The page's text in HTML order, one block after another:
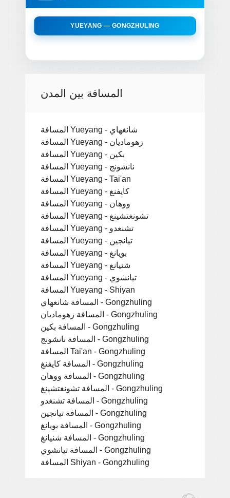
YUEYANG — GONGZHULING
المسافة بين المدن
المسافة Yueyang - شانغهاي
المسافة Yueyang - زهوماديان
المسافة Yueyang - بكين
المسافة Yueyang - نانشونج
المسافة Yueyang - Tai'an
المسافة Yueyang - كايفنغ
المسافة Yueyang - ووهان
المسافة Yueyang - تشونغتشينغ
المسافة Yueyang - تشنغدو
المسافة Yueyang - تيانجين
المسافة Yueyang - بويانغ
المسافة Yueyang - شنيانغ
المسافة Yueyang - تيانشوي
المسافة Yueyang - Shiyan
المسافة شانغهاي - Gongzhuling
المسافة زهوماديان - Gongzhuling
المسافة بكين - Gongzhuling
المسافة نانشونج - Gongzhuling
المسافة Tai'an - Gongzhuling
المسافة كايفنغ - Gongzhuling
المسافة ووهان - Gongzhuling
المسافة تشونغتشينغ - Gongzhuling
المسافة تشنغدو - Gongzhuling
المسافة تيانجين - Gongzhuling
المسافة بويانغ - Gongzhuling
المسافة شنيانغ - Gongzhuling
المسافة تيانشوي - Gongzhuling
المسافة Shiyan - Gongzhuling